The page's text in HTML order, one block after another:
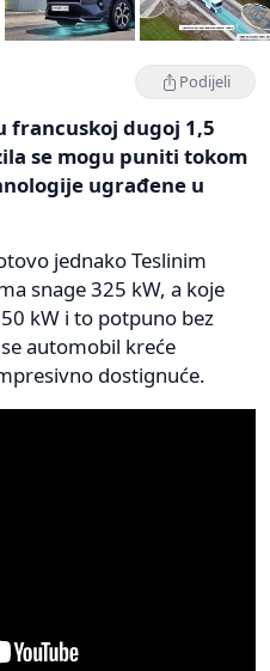
Podijeli
francuskoj dugoj 1,5
se mogu puniti tokom
ugrađene u
jednako Teslinim
snage 325 kW, a koje
kW i to potpuno bez
automobil kreće
dostignuće.